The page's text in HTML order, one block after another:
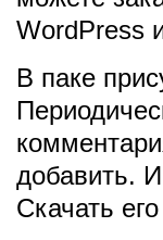
WordPress
В паке
добавить.
Скачать